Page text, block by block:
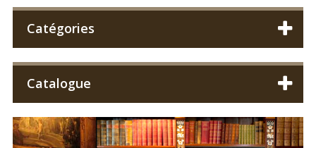
Catégories
Catalogue